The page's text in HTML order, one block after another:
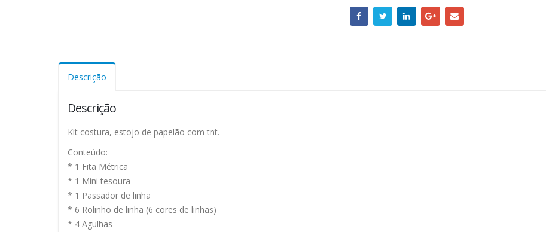
Descrição
Descrição
Kit costura, estojo de papelão com tnt.
Conteúdo:
* 1 Fita Métrica
* 1 Mini tesoura
* 1 Passador de linha
* 6 Rolinho de linha (6 cores de linhas)
* 4 Agulhas